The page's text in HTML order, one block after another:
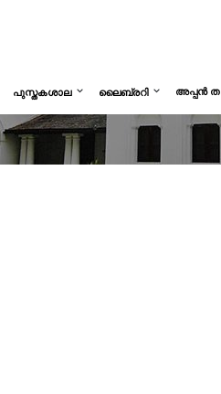
പുസ്തകശാല ലൈബ്രറി അപ്പൻ